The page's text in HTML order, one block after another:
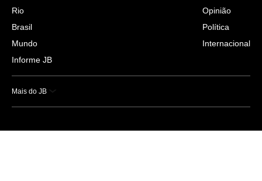
Rio
Brasil
Mundo
Informe JB
Opinião
Política
Internacional
Mais do JB
Esportes